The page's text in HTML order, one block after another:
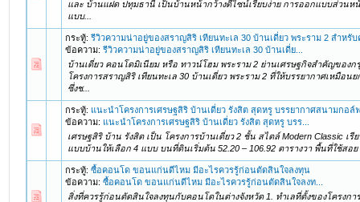
และ บ้านแฝด ปทุมธานี เป็นบ้านหน้ากว้างดีไซน์เรียบง่าย การออกแบบส่วนห
แบบ...
กระทู้:รีวิวความน่าอยู่ของสราญสิริ เทียนทะเล 30 บ้านเดี่ยว พระราม 2 สำหรั
ข้อความ:รีวิวความน่าอยู่ของสราญสิริ เทียนทะเล 30 บ้านเดี่ย...
บ้านเดี่ยว คอนโดมิเนียม หรือ ทาวน์โฮม พระราม 2 ย่านเศรษฐกิจสำคัญของก
โครงการสราญสิริ เทียนทะเล 30 บ้านเดี่ยว พระราม 2 ที่ให้บรรยากาศเหมือนย
ซึ่งช...
กระทู้: แนะนำโครงการเศรษฐสิริ บ้านเดี่ยว รังสิต สุดหรู บรรยากาศสนามกอล์
ข้อความ: แนะนำโครงการเศรษฐสิริ บ้านเดี่ยว รังสิต สุดหรู บรร...
เศรษฐสิริ บ้าน รังสิต เป็น โครงการบ้านเดี่ยว 2 ชั้น สไตล์ Modern Classic เรี
แบบบ้านให้เลือก 4 แบบ บนที่ดินเริ่มต้น 52.20 – 106.92 ตารางวา พื้นที่ใช้สอย
กระทู้:ซื้อคอนโด ขอนแก่นดีไหม มีอะไรควรรู้ก่อนตัดสินใจลงทุน
ข้อความ:ซื้อคอนโด ขอนแก่นดีไหม มีอะไรควรรู้ก่อนตัดสินใจลงท...
สิ่งที่ควรรู้ก่อนตัดสินใจลงทุนกับคอนโดในต่างจังหวัด 1. ทำเลที่ตั้งของโครงก